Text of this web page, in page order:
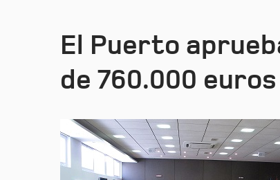
El Puerto
de 760.000 euros